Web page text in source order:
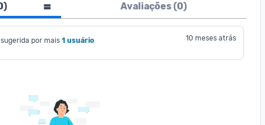
) Avaliações (0)
por mais 1 usuário 10 meses atrás